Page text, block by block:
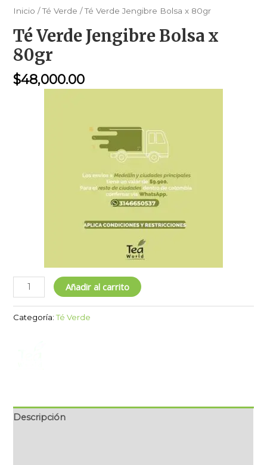
Inicio /Té Verde / Té Verde Jengibre Bolsa x 80gr
Té Verde Jengibre Bolsa x
80gr
$48,000.00
Añadir al carrito
Categoría:Té Verde
Descripción